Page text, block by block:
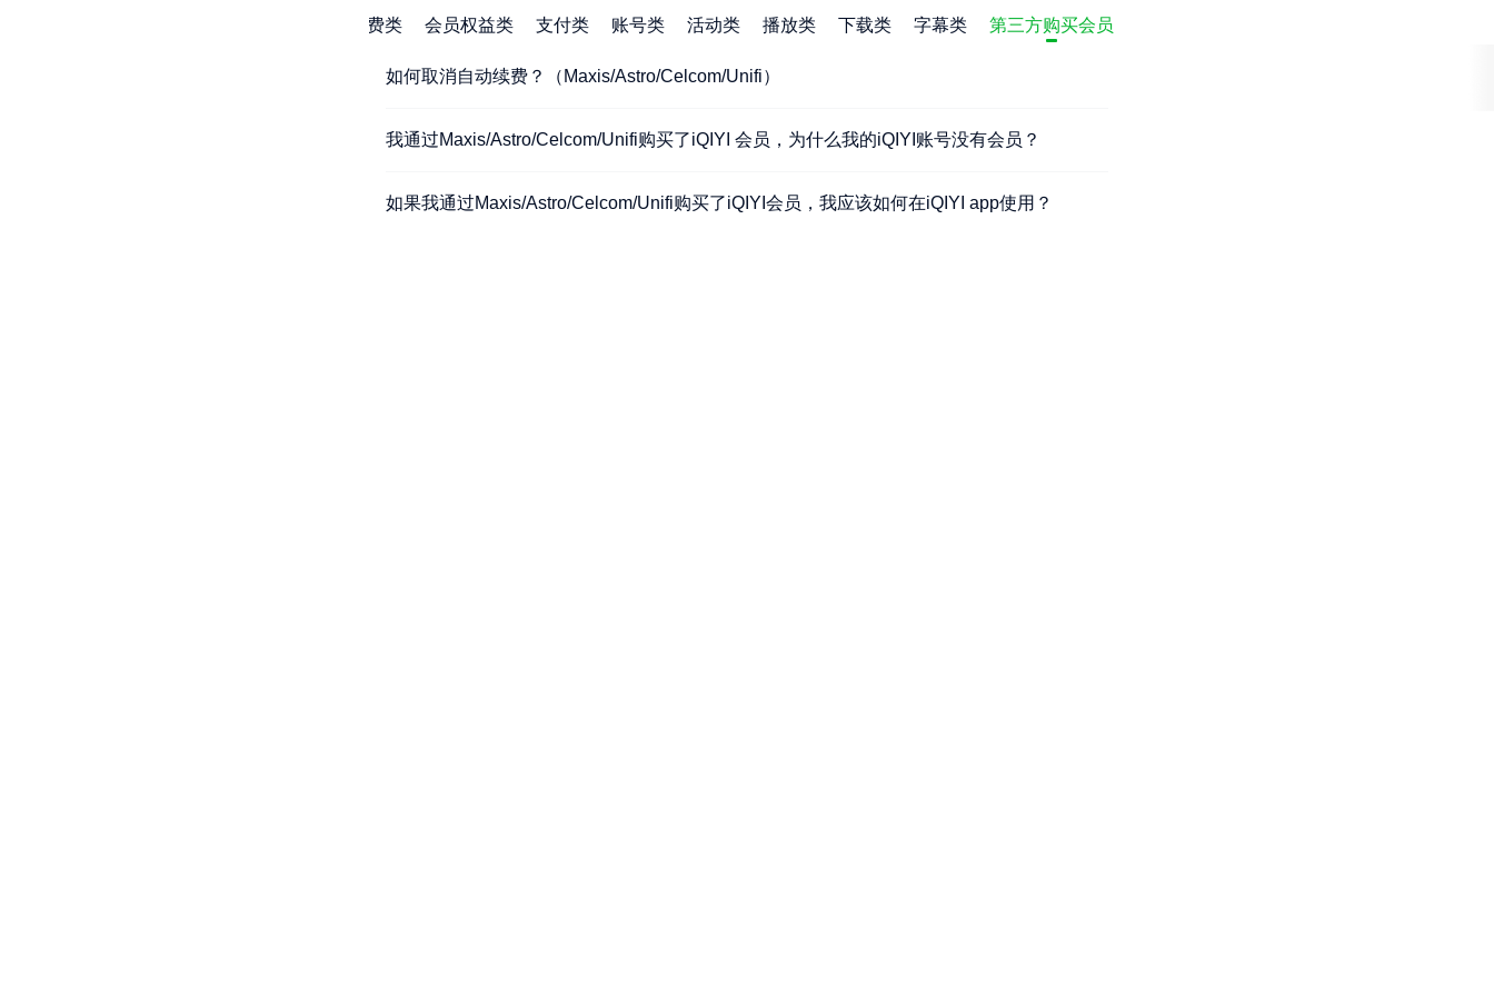
自动续费类 会员权益类 支付类 账号类 活动类 播放类 下载类 字幕类 第三方购买会员
如何取消自动续费？（Maxis/Astro/Celcom/Unifi）
我通过Maxis/Astro/Celcom/Unifi购买了iQIYI 会员，为什么我的iQIYI账号没有会员？
如果我通过Maxis/Astro/Celcom/Unifi购买了iQIYI会员，我应该如何在iQIYI app使用？